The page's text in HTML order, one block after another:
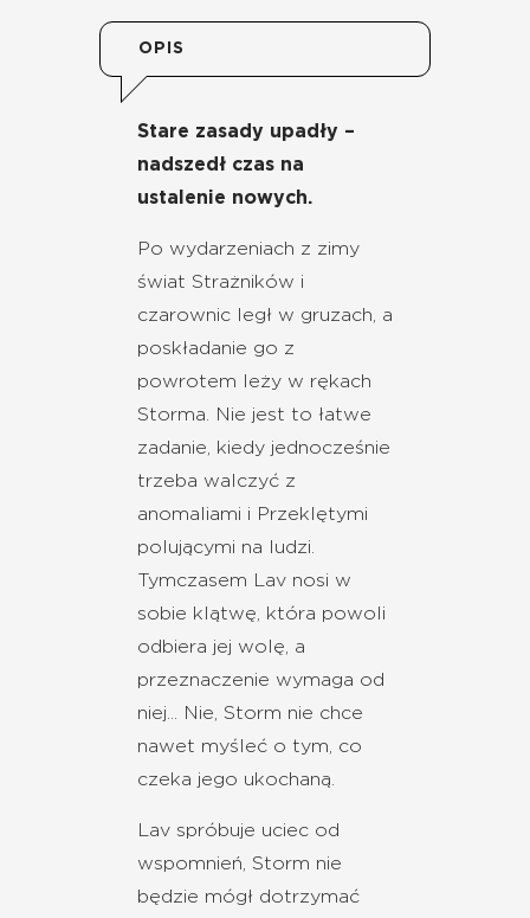
OPIS
Stare zasady upadły –
nadszedł czas na
ustalenie nowych.
Po wydarzeniach z zimy
świat Strażników i
czarownic legł w gruzach, a
poskładanie go z
powrotem leży w rękach
Storma. Nie jest to łatwe
zadanie, kiedy jednocześnie
trzeba walczyć z
anomaliami i Przeklętymi
polującymi na ludzi.
Tymczasem Lav nosi w
sobie klątwę, która powoli
odbiera jej wolę, a
przeznaczenie wymaga od
niej... Nie, Storm nie chce
nawet myśleć o tym, co
czeka jego ukochaną.
Lav spróbuje uciec od
wspomnień, Storm nie
będzie mógł dotrzymać